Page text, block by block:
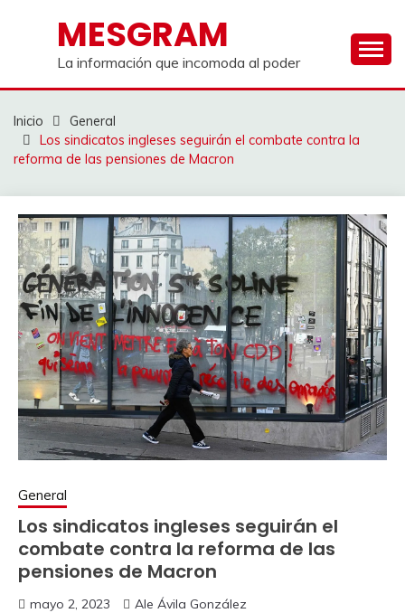
contenidoMESGRAM
La información que incomoda al poder
Inicio
General
Los sindicatos ingleses seguirán el combate contra la
reforma de las pensiones de Macron
General
Los sindicatos ingleses seguirán el
combate contra la reforma de las
pensiones de Macron
mayo 2, 2023 Ale Ávila González